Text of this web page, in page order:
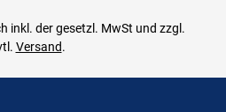
inkl. der gesetzl. MwSt und zzgl.
Versand.